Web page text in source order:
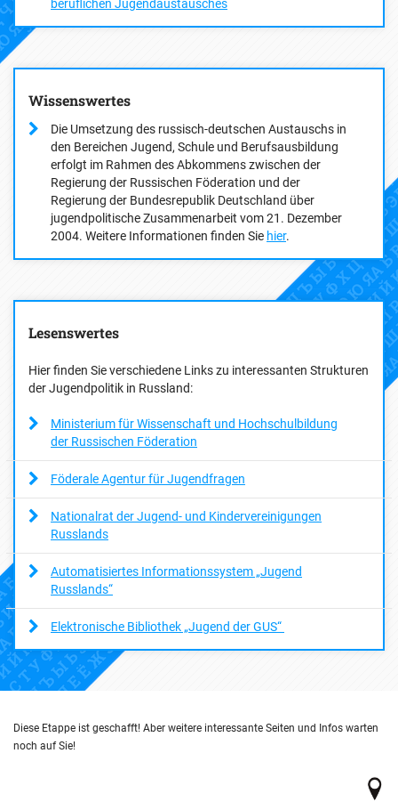
beruflichen Jugendaustausches
Wissenswertes
Die Umsetzung des russisch-deutschen Austauschs in
den Bereichen Jugend, Schule und Berufsausbildung
erfolgt im Rahmen des Abkommens zwischen der
Regierung der Russischen Föderation und der
Regierung der Bundesrepublik Deutschland über
jugendpolitische Zusammenarbeit vom 21. Dezember
2004. Weitere Informationen finden Sie hier.
Lesenswertes
Hier finden Sie verschiedene Links zu interessanten Strukturen
der Jugendpolitik in Russland:
Ministerium für Wissenschaft und Hochschulbildung
der Russischen Föderation
Föderale Agentur für Jugendfragen
Nationalrat der Jugend- und Kindervereinigungen
Russlands
Automatisiertes Informationssystem „Jugend
Russlands“
Elektronische Bibliothek „Jugend der GUS“
Diese Etappe ist geschafft! Aber weitere interessante Seiten und Infos warten
noch auf Sie!